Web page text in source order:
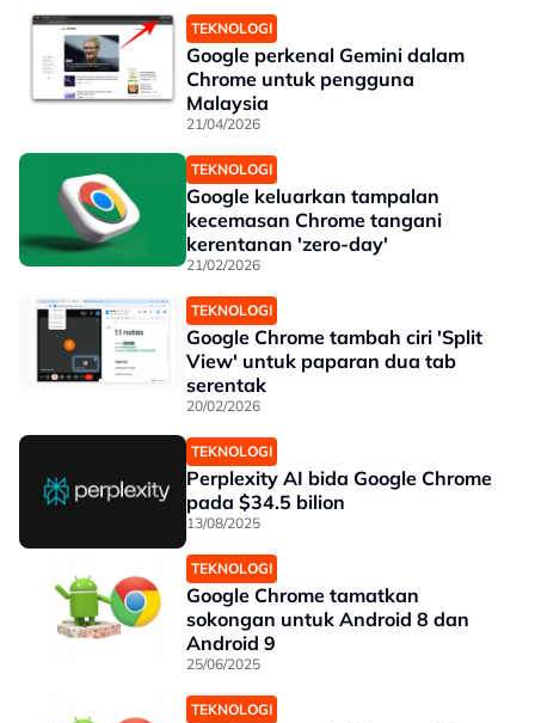
TEKNOLOGI
Google perkenal Gemini dalam
Chrome untuk pengguna
Malaysia
21/04/2026
TEKNOLOGI
Google keluarkan tampalan
kecemasan Chrome tangani
kerentanan 'zero-day'
21/02/2026
TEKNOLOGI
Google Chrome tambah ciri 'Split
View' untuk paparan dua tab
serentak
20/02/2026
TEKNOLOGI
Perplexity AI bida Google Chrome
pada $34.5 bilion
13/08/2025
TEKNOLOGI
Google Chrome tamatkan
sokongan untuk Android 8 dan
Android 9
25/06/2025
TEKNOLOGI